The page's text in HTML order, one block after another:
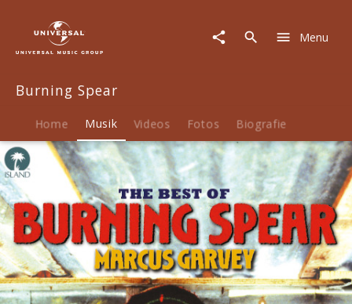
Musik
Chant
Babylon:
The
Island
Anthology
Menu
Burning Spear
Home Musik Videos Fotos Biografie